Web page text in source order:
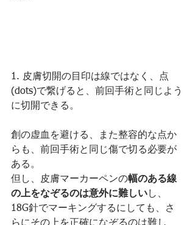
1. 皮膚切開の目印は線ではなく、点
(dots)で繋げると、前回手術と同じよう
に切開できる。
創の虚血を避ける、また整容的な点か
らも、前回手術と同じ傷で切る必要が
ある。
但し、皮膚マーカーペンの幅のある線
の上をなぞるのは意外に難しいし、
18G針でマーキングするにしても、さ
らにその上を正確になぞるのは難し